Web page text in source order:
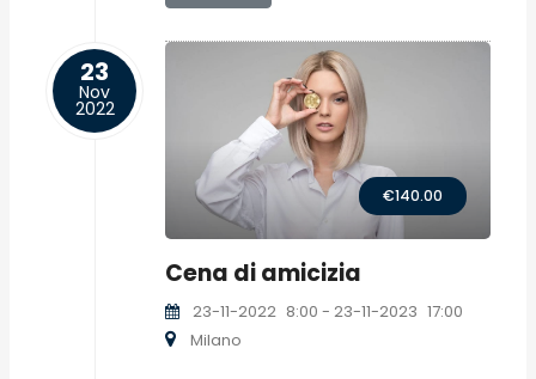
23
Nov
2022
€140.00
Cena di amicizia
23-11-2022 8:00 - 23-11-2023 17:00
Milano